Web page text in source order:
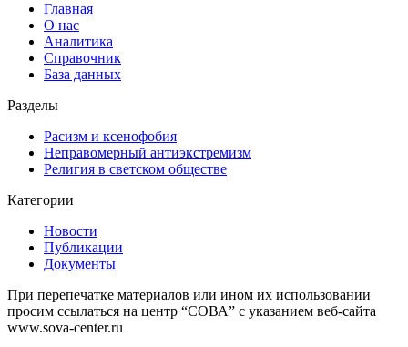
Главная
О нас
Аналитика
Справочник
База данных
Разделы
Расизм и ксенофобия
Неправомерный антиэкстремизм
Религия в светском обществе
Категории
Новости
Публикации
Документы
При перепечатке материалов или ином их использовании
просим ссылаться на центр “СОВА” с указанием веб-сайта
www.sova-center.ru